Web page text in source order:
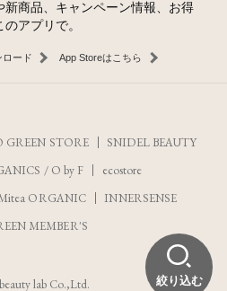
絞り込む
新商品、キャンペーン情報、お得
アプリで。
ロード App Storeはこちら
GREEN STORE
SNIDEL BEAUTY
/ O by F
ecostore
ORGANIC
INNERSENSE
MEMBER'S
lab Co.,Ltd.